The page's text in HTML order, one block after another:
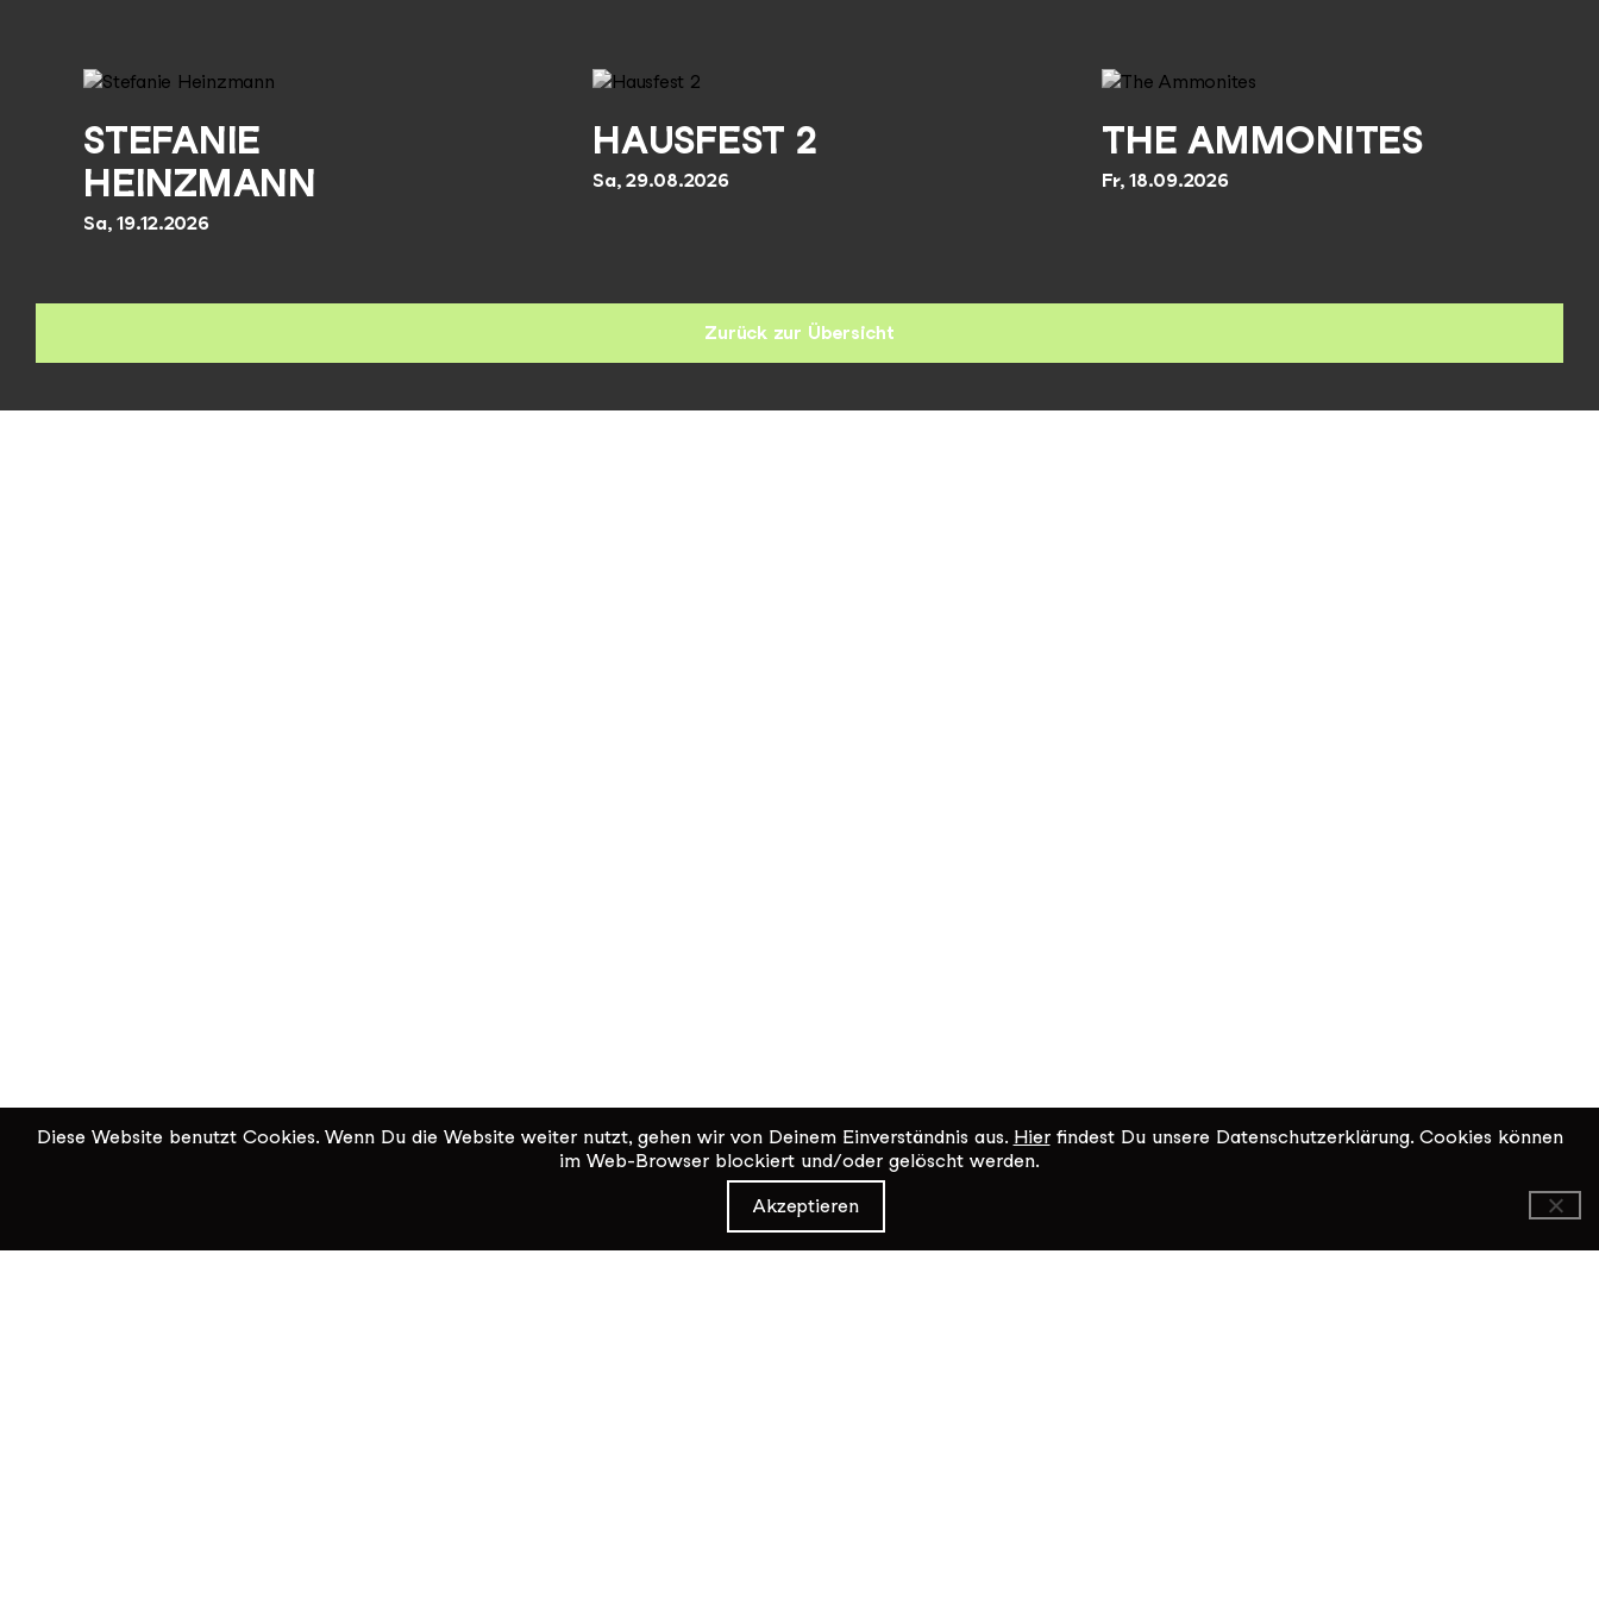
STEFANIE
HEINZMANN
Sa, 19.12.2026
HAUSFEST 2
Sa, 29.08.2026
THE AMMONITES
Fr, 18.09.2026
Zurück zur Übersicht
Diese Website benutzt Cookies. Wenn Du die Website weiter nutzt, gehen wir von Deinem Einverständnis aus. Hierfindest Du unsere Datenschutzerklärung. Cookies können
im Web-Browser blockiert und/oder gelöscht werden.
Akzeptieren